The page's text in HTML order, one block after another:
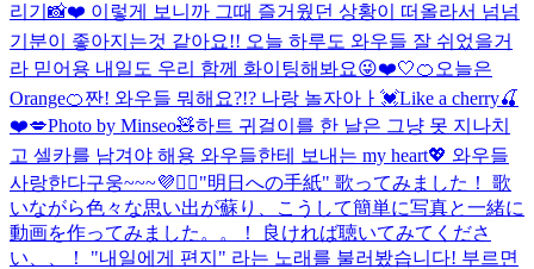
리기📸❤️ 이렇게 보니까 그때 즐거웠던 상황이 떠올라서 넘넘
기분이 좋아지는것 같아요!! 오늘 하루도 와우들 잘 쉬었을거
라 믿어용 내일도 우리 함께 화이팅해봐요😜❤️🤍🍊오늘은
Orange🍊짠! 와우들 뭐해요?!? 나랑 놀자아ㅏ💓Like a cherry🍒
❤️💋Photo by Minseo🧸하트 귀걸이를 한 날은 그냥 못 지나치
고 셀카를 남겨야 해용 와우들한테 보내는 my heart💖 와우들
사랑한다구웅~~~💜🙆‍♀️"明日への手紙" 歌ってみました！ 歌
いながら色々な思い出が蘇り、こうして簡単に写真と一緒に
動画を作ってみました。。！ 良ければ聴いてみてくださ
い、、！ "내일에게 편지" 라는 노래를 불러봤습니다! 부르면